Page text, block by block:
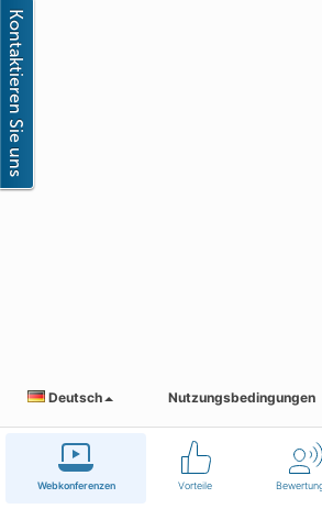
Webkonferenzen Vorteile
Deutsch Nutzungsbedingungen